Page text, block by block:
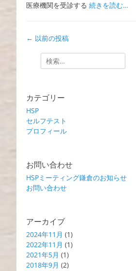
医療機関を受診する 続きを読む…
投
ー
ョ
ン
← 以前の投稿
カテゴリー
HSP
セルフテスト
プロフィール
お問い合わせ
HSPミーティング鎌倉のお知らせ
お問い合わせ
アーカイブ
2024年11月 (1)
2022年11月 (1)
2021年5月 (1)
2018年9月 (2)